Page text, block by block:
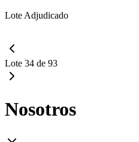
Lote Adjudicado
Lote 34 de 93
Nosotros